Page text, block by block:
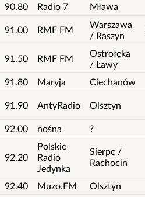
90.80
Radio 7 Mława
91.00 RMF FM
Warszawa
/ Raszyn
91.50 RMF FM
Ostrołęka
/ Ławy
91.80 Maryja Ciechanów
91.90 AntyRadio Olsztyn
92.00 nośna ?
92.20
Polskie
Radio
Jedynka
Sierpc /
Rachocin
92.40 Muzo.FM Olsztyn